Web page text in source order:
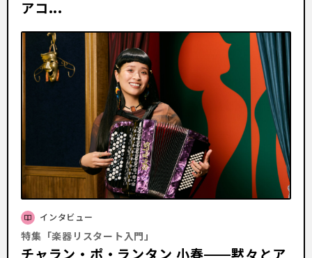
アコ...
インタビュー
特集「楽器リスタート入門」